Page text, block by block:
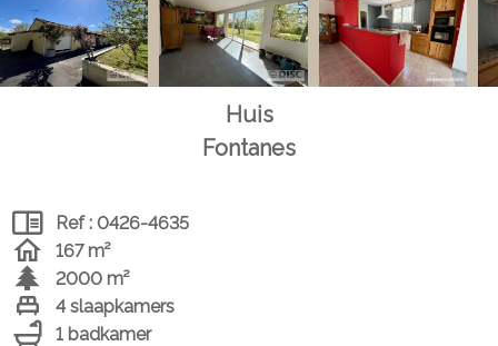
Huis
Fontanes
Ref : 0426-4635
167 m²
2000 m²
4 slaapkamers
1 badkamer